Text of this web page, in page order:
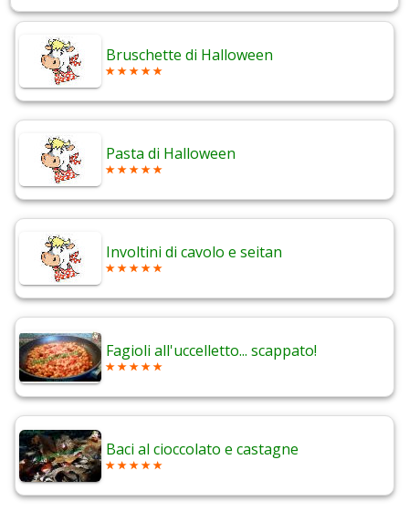
Bruschette di Halloween
Pasta di Halloween
Involtini di cavolo e seitan
Fagioli all'uccelletto... scappato!
Baci al cioccolato e castagne